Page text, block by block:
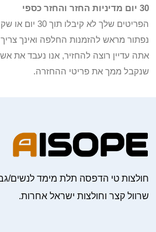
30 יום מדיניות החזר והחזר כספי
הפריטים שלך לא
נפתור מראש להזמנות החלפה ואינך
אתה עדיין רוצה להחזיר, אנו נעבד את
שנקבל ממך את פריטי ההחזרה.
חולצות טי הדפסה תלת מימד לנשים/
שרוול קצר וחולצות ישראל אחרות.